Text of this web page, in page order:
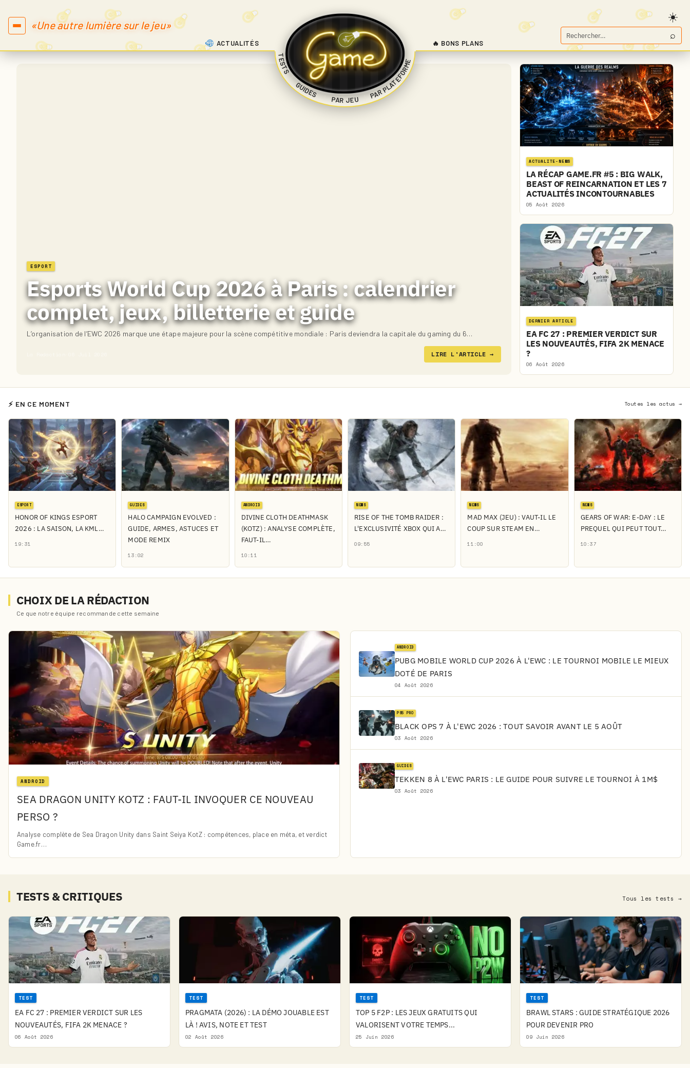
«Une autre lumière sur le jeu»
Rechercher
Game.fr
⌕
ACTUALITÉS
TESTS
GUIDES
PAR JEU PAR PLATEFORME
|
| |
🔥 BONS PLANS
ESPORT
Esports World Cup 2026 à Paris : calendrier
complet, jeux, billetterie et guide
L’organisation de l’EWC 2026 marque une étape majeure pour la scène compétitive mondiale : Paris deviendra la capitale du gaming du 6…
LIRE L'ARTICLE→
ACTUALITE-NEWS
LA RÉCAP GAME.FR #5 : BIG WALK,
BEAST OF REINCARNATION ET LES 7
ACTUALITÉS INCONTOURNABLES
05 Août 2026
DERNIER ARTICLE
EA FC 27 : PREMIER VERDICT SUR
LES NOUVEAUTÉS, FIFA 2K MENACE
?
06 Août 2026
⚡ EN CE MOMENT Toutes les actus →
ESPORT
HONOR OF KINGS ESPORT
2026 : LA SAISON, LA KML…
19:31
GUIDES
HALO CAMPAIGN EVOLVED :
GUIDE, ARMES, ASTUCES ET
MODE REMIX
13:02
ANDROID
DIVINE CLOTH DEATHMASK
(KOTZ) : ANALYSE COMPLÈTE,
FAUT-IL…
10:11
NEWS
RISE OF THE TOMB RAIDER :
L'EXCLUSIVITÉ XBOX QUI A…
09:55
NEWS
MAD MAX (JEU) : VAUT-IL LE
COUP SUR STEAM EN…
11:00
NEWS
GEARS OF WAR: E-DAY : LE
PREQUEL QUI PEUT TOUT…
10:37
CHOIX DE LA RÉDACTION
Ce que notre équipe recommande cette semaine
ANDROID
SEA DRAGON UNITY KOTZ : FAUT-IL INVOQUER CE NOUVEAU
PERSO ?
Analyse complète de Sea Dragon Unity dans Saint Seiya KotZ : compétences, place en méta, et verdict
Game.fr…
ANDROID
PUBG MOBILE WORLD CUP 2026 À L'EWC : LE TOURNOI MOBILE LE MIEUX
DOTÉ DE PARIS
04 Août 2026
PS5 PRO
BLACK OPS 7 À L'EWC 2026 : TOUT SAVOIR AVANT LE 5 AOÛT
03 Août 2026
GUIDES
TEKKEN 8 À L'EWC PARIS : LE GUIDE POUR SUIVRE LE TOURNOI À 1M$
03 Août 2026
TESTS & CRITIQUES Tous les tests →
TEST
EA FC 27 : PREMIER VERDICT SUR LES
NOUVEAUTÉS, FIFA 2K MENACE ?
06 Août 2026
TEST
PRAGMATA (2026) : LA DÉMO JOUABLE EST
LÀ ! AVIS, NOTE ET TEST
02 Août 2026
TEST
TOP 5 F2P : LES JEUX GRATUITS QUI
VALORISENT VOTRE TEMPS...
25 Juin 2026
TEST
BRAWL STARS : GUIDE STRATÉGIQUE 2026
POUR DEVENIR PRO
09 Juin 2026